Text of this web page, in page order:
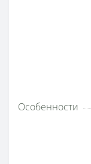
Особенности